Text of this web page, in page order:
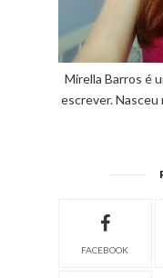
Mirella Barros é
escrever. Nasceu
FACEBOOK